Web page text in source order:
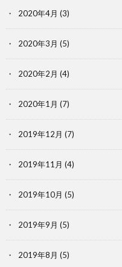
2020年4月 (3)
2020年3月 (5)
2020年2月 (4)
2020年1月 (7)
2019年12月 (7)
2019年11月 (4)
2019年10月 (5)
2019年9月 (5)
2019年8月 (5)